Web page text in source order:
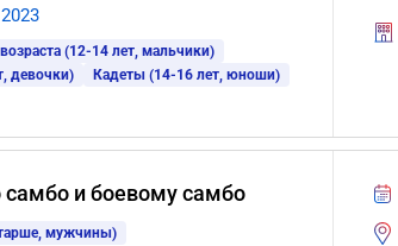
(12-14 лет, мальчики)
девочки)
Кадеты (14-16 лет, юноши)
и боевому самбо
мужчины)